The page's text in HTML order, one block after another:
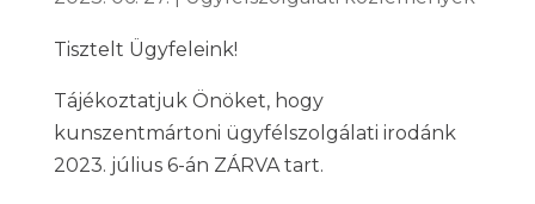
Tisztelt Ügyfeleink!
Tájékoztatjuk Önöket, hogy
kunszentmártoni ügyfélszolgálati irodánk
2023. július 6-án ZÁRVA tart.